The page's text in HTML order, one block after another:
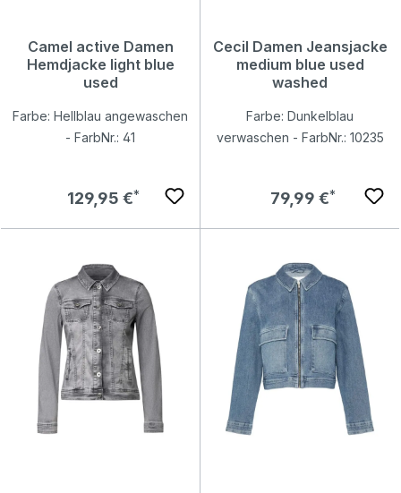
Camel active Damen
Hemdjacke light blue
used
Farbe: Hellblau angewaschen
- FarbNr.: 41
Regulärer Preis:
129,95 €
Cecil Damen Jeansjacke
medium blue used
washed
Farbe: Dunkelblau
verwaschen - FarbNr.: 10235
Regulärer Preis:
79,99 €